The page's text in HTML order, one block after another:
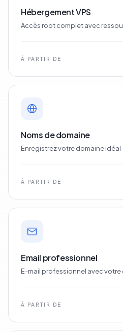
Hébergement VPS
Accès root complet avec
À PARTIR DE
Noms de domaine
Enregistrez votre domaine idéal
À PARTIR DE
Email professionnel
E-mail professionnel avec votre
À PARTIR DE